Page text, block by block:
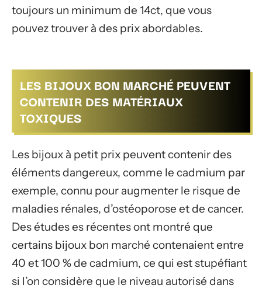
toujours un minimum de 14ct, que vous
pouvez trouver à des prix abordables.
LES BIJOUX BON MARCHÉ PEUVENT
CONTENIR DES MATÉRIAUX
TOXIQUES
Les bijoux à petit prix peuvent contenir des
éléments dangereux, comme le cadmium par
exemple, connu pour augmenter le risque de
maladies rénales, d’ostéoporose et de cancer.
Des études es récentes ont montré que
certains bijoux bon marché contenaient entre
40 et 100 % de cadmium, ce qui est stupéfiant
si l’on considère que le niveau autorisé dans